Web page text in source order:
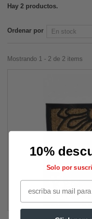
Hay 2 productos.
Ordenar por
Mostrando 1 - 2 de 2 items
10%
Solo por